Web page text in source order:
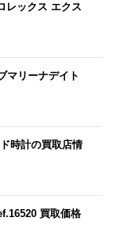
レックス エクス
マリーナデイト
時計の買取店情
買取価格